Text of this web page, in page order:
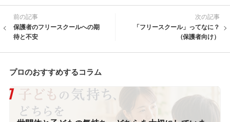
前の記事
保護者のフリースクールへの期
待と不安
次の記事
「フリースクール」ってなに？
(保護者向け）
プロのおすすめするコラム